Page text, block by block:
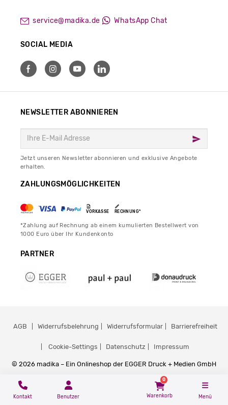
service@madika.de WhatsApp Chat
SOCIAL MEDIA
NEWSLETTER ABONNIEREN
Jetzt unseren Newsletter abonnieren und exklusive Angebote
erhalten.
ZAHLUNGSMÖGLICHKEITEN
VORKASSE RECHNUNG*
*Zahlung auf Rechnung ab einem kumulierten Bestellwert von
1000 Euro über Ihr Kundenkonto
PARTNER
© 2026 madika – Ein Onlineshop der EGGER Druck + Medien GmbH
AGB Widerrufsbelehrung Widerrufsformular Barrierefreiheit
Cookie-Settings Datenschutz Impressum
Kontakt Benutzer
0
Warenkorb Menü